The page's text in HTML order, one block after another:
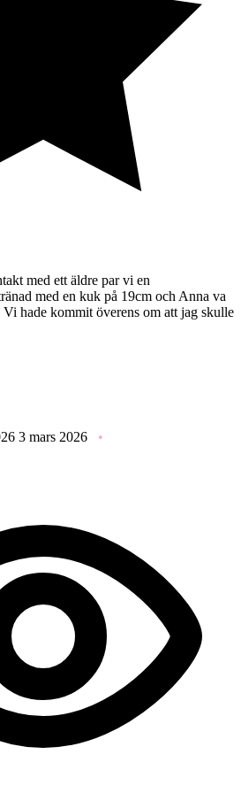
med ett äldre par vi en
med en kuk på 19cm och Anna va
hade kommit överens om att jag skulle
3 mars 2026